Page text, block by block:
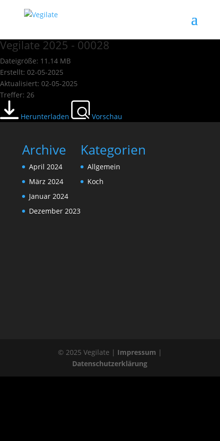
Vegilate 2025 - 00028
Dateigröße: 11.14 MB
Erstellt: 02-05-2025
Aktualisiert: 02-05-2025
Treffer: 26
Herunterladen Vorschau
Archive
April 2024
März 2024
Januar 2024
Dezember 2023
Kategorien
Allgemein
Koch
© 2025 Vegilate | Impressum |
Datenschutzerklärung